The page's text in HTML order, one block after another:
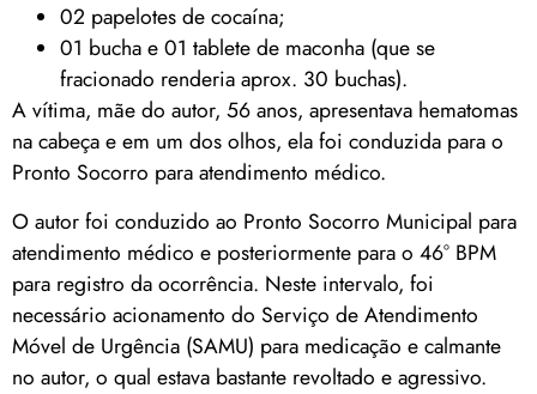
02 papelotes de cocaína;
01 bucha e 01 tablete de maconha (que se
fracionado renderia aprox. 30 buchas).
A vítima, mãe do autor, 56 anos, apresentava hematomas
na cabeça e em um dos olhos, ela foi conduzida para o
Pronto Socorro para atendimento médico.
O autor foi conduzido ao Pronto Socorro Municipal para
atendimento médico e posteriormente para o 46° BPM
para registro da ocorrência. Neste intervalo, foi
necessário acionamento do Serviço de Atendimento
Móvel de Urgência (SAMU) para medicação e calmante
no autor, o qual estava bastante revoltado e agressivo.